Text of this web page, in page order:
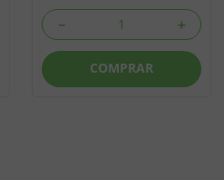
＋
－
COMPRAR